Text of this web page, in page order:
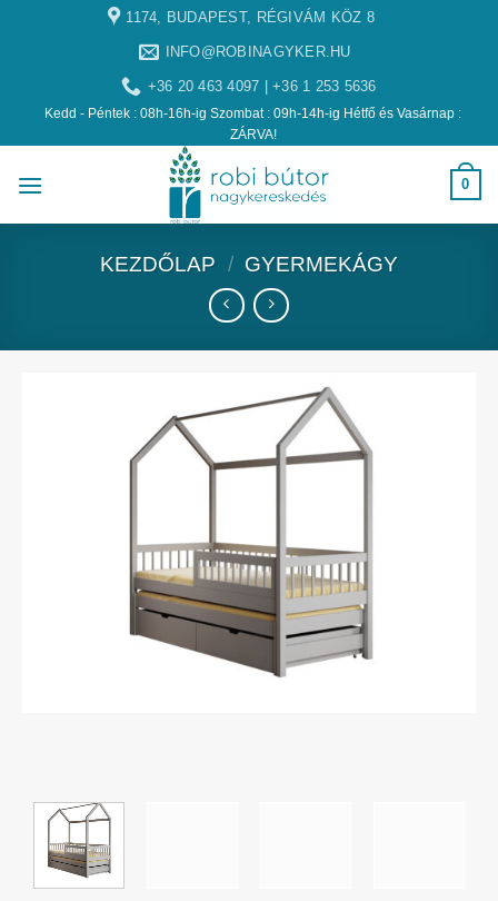
1174, BUDAPEST, RÉGIVÁM KÖZ 8
INFO@ROBINAGYKER.HU
+36 20 463 4097 | +36 1 253 5636
Kedd - Péntek : 08h-16h-ig Szombat : 09h-14h-ig Hétfő és Vasárnap :
ZÁRVA!
0
KEZDŐLAP / GYERMEKÁGY